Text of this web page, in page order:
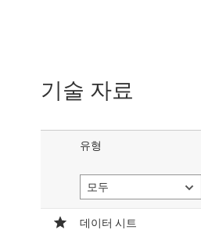
기술 자료